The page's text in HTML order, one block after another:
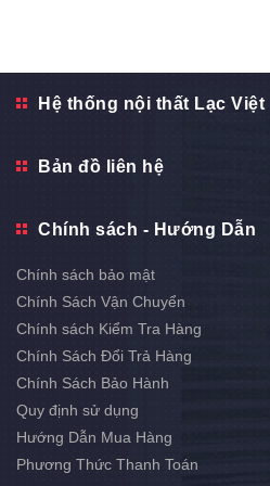
Hệ thống nội thất Lạc Việt
Bản đồ liên hệ
Chính sách - Hướng Dẫn
Chính sách bảo mật
Chính Sách Vận Chuyển
Chính sách Kiểm Tra Hàng
Chính Sách Đổi Trả Hàng
Chính Sách Bảo Hành
Quy định sử dụng
Hướng Dẫn Mua Hàng
Phương Thức Thanh Toán